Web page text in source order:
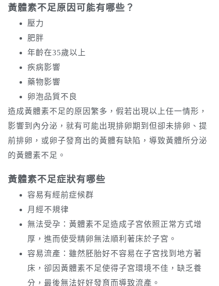
黃體素不足原因可能有哪些？
壓力
肥胖
年齡在35歲以上
疾病影響
藥物影響
卵泡品質不良
造成黃體素不足的原因繁多，假若出現以上任一情形，
影響到內分泌，就有可能出現排卵期到但卻未排卵、提
前排卵，或卵子發育出的黃體有缺陷，導致黃體所分泌
的黃體素不足。
黃體素不足症狀有哪些
容易有經前症候群
月經不規律
無法受孕：黃體素不足造成子宮依照正常方式增
厚，進而使受精卵無法順利著床於子宮。
容易流產：雖然胚胎好不容易在子宮找到地方著
床，卻因黃體素不足使得子宮環境不佳，缺乏養
分，最後無法好好發育而導致流產。